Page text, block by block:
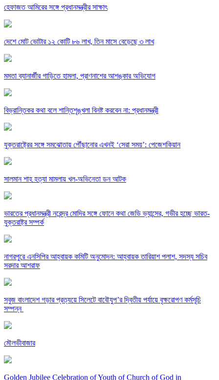
হেফাজত আমিরের সঙ্গে প্রধানমন্ত্রীর সাক্ষাৎ
দেশে মোট ভোটার ১২ কোটি ৮৬ লাখ, তিন মাসে বেড়েছে ৩ লাখ
মমতা ব্যানার্জীর গাড়িতে হামলা, প্রাণনাশের আশঙ্কার অভিযোগ
বিভ্রান্তিকর কথা বলে শান্তিশৃঙ্খলা বিনষ্ট করবেন না: প্রধানমন্ত্রী
যুক্তরাষ্ট্রের সঙ্গে সমঝোতায় পৌঁছানোর এখনই ‘সেরা সময়’: পেজেশকিয়ান
সালমান শাহ হত্যা মামলায় খল-অভিনেতা ডন আটক
ভারতের প্রধানমন্ত্রী নরেন্দ্র মোদির সঙ্গে ফোনে কথা জেডি ভ্যান্সের, গভীর হচ্ছে ভারত-
যুক্তরাষ্ট্র সম্পর্ক
নাগরপুরে এনসিপির আহ্বায়ক কমিটি অনুমোদন: আহ্বায়ক তারিয়াশ পলাশ, সদস্য সচিব
সরদার আশরাফ
সবুজ বাংলাদেশ গড়ার প্রত্যয়ে সিলেটে বাবৌযুপ’র দ্বিতীয় পর্যায়ে বৃক্ষরোপণ কর্মসূচি
সম্পন্ন
মৌলভীবাজার
Golden Jubilee Celebration of Youth of Church of God in